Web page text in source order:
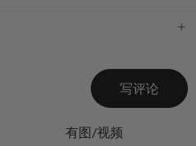
写评论
有图/视频